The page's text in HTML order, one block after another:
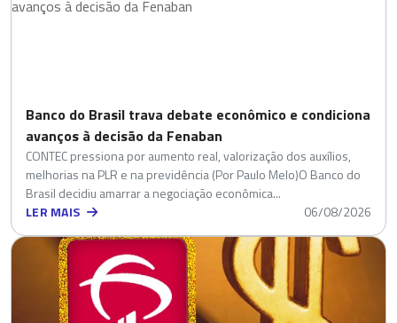
Banco do Brasil trava debate econômico e condiciona
avanços à decisão da Fenaban
CONTEC pressiona por aumento real, valorização dos auxílios,
melhorias na PLR e na previdência (Por Paulo Melo)O Banco do
Brasil decidiu amarrar a negociação econômica...
LER MAIS
06/08/2026